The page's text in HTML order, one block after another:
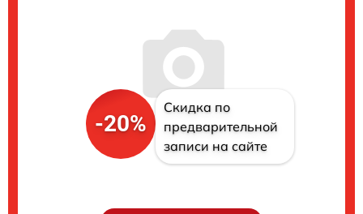
-20%
Скидка по
предварительной
записи на сайте